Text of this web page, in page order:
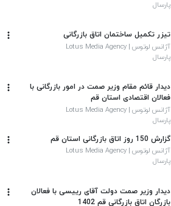
پارسال
تیزر تکمیل ساختمان اتاق بازرگانی
آژانس لوتوس | Lotus Media Agency
پارسال
دیدار قائم مقام وزیر صمت در امور بازرگانی با
فعالان اقتصادی استان قم
آژانس لوتوس | Lotus Media Agency
پارسال
گزارش 150 روز اتاق بازرگانی استان قم
آژانس لوتوس | Lotus Media Agency
پارسال
دیدار وزیر صمت دولت آقای رییسی با فعالان
بازرگان اتاق بازرگانی قم 1402